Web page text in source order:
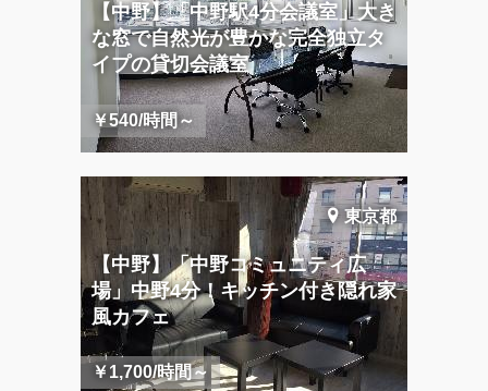
【中野】「中野駅4分会議室」大き
な窓で自然光が豊かな完全独立タ
イプの貸切会議室
￥540/時間～
【中野】「中野コミュニティ広
場」中野4分！キッチン付き隠れ家
風カフェ
￥1,700/時間～
東京都